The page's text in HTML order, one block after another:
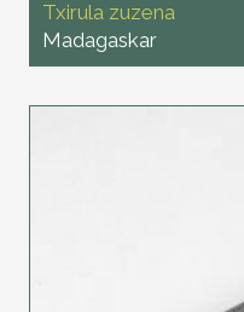
Txirula zuzena
Madagaskar